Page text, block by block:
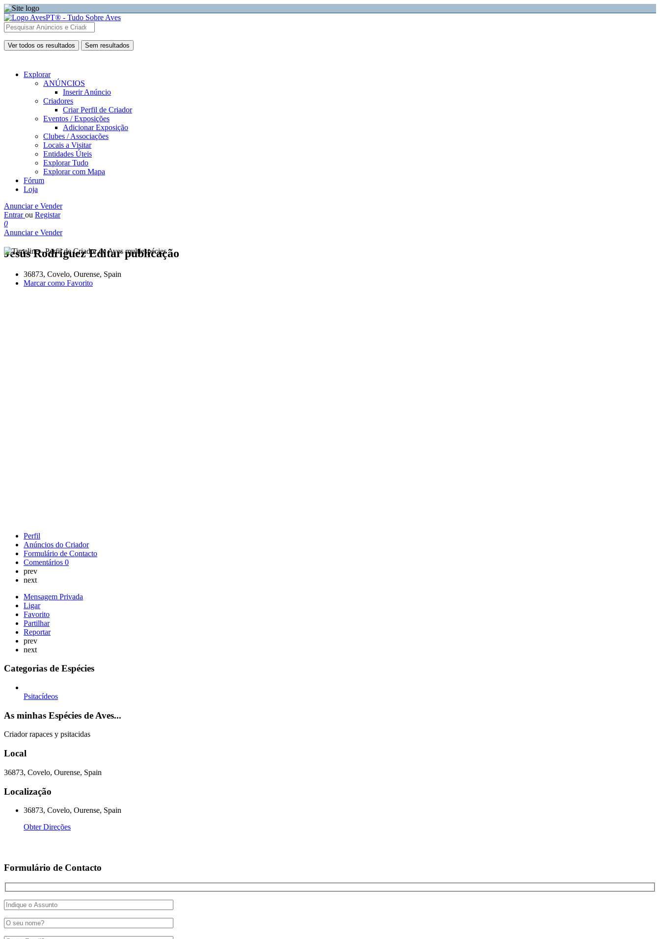
Ver todos os resultados Sem resultados
Explorar
ANÚNCIOS
Inserir Anúncio
Criadores
Criar Perfil de Criador
Eventos / Exposições
Adicionar Exposição
Clubes / Associações
Locais a Visitar
Entidades Úteis
Explorar Tudo
Explorar com Mapa
Fórum
Loja
Anunciar e Vender
Entrarou Registar
0
Anunciar e Vender
Jesús RodríguezEditar publicação
36873, Covelo, Ourense, Spain
Marcar como Favorito
Perfil
Anúncios do Criador
Formulário de Contacto
Comentários 0
prev
next
Mensagem Privada
Ligar
Favorito
Partilhar
Reportar
prev
next
Categorias de Espécies
Psitacídeos
As minhas Espécies de Aves...
Criador rapaces y psitacidas
Local
36873, Covelo, Ourense, Spain
Localização
36873, Covelo, Ourense, Spain
Obter Direções
Formulário de Contacto